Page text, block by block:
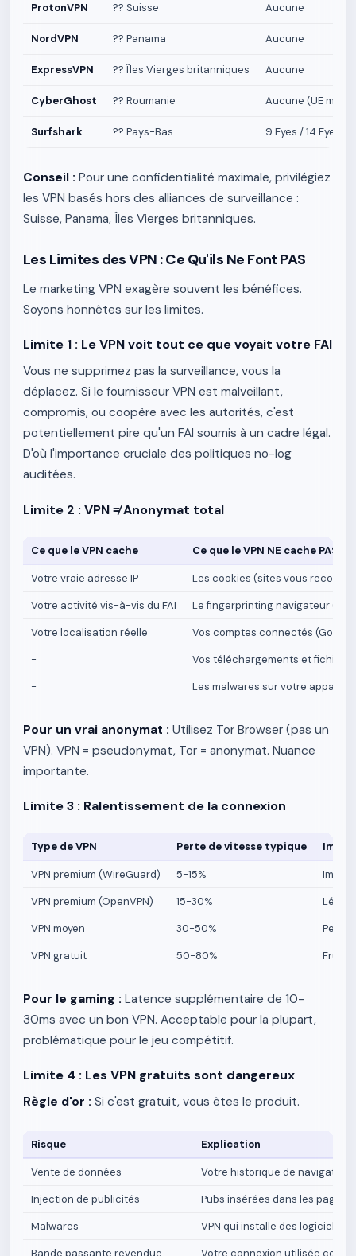
ProtonVPN ?? Suisse Aucune
NordVPN ?? Panama Aucune
ExpressVPN ?? Îles Vierges britanniques Aucune
CyberGhost ?? Roumanie Aucune (UE mais
Surfshark ?? Pays-Bas 9 Eyes / 14 Eyes
Conseil : Pour une confidentialité maximale, privilégiez
les VPN basés hors des alliances de surveillance :
Suisse, Panama, Îles Vierges britanniques.
Les Limites des VPN : Ce Qu'ils Ne Font PAS
Le marketing VPN exagère souvent les bénéfices.
Soyons honnêtes sur les limites.
Limite 1 : Le VPN voit tout ce que voyait votre FAI
Vous ne supprimez pas la surveillance, vous la
déplacez. Si le fournisseur VPN est malveillant,
compromis, ou coopère avec les autorités, c'est
potentiellement pire qu'un FAI soumis à un cadre légal.
D'où l'importance cruciale des politiques no-log
auditées.
Limite 2 : VPN ≠ Anonymat total
Ce que le VPN cache Ce que le VPN NE cache PAS
Votre vraie adresse IP
Les cookies (sites vous
Votre activité vis-à-vis du FAI
Le fingerprinting navigateur
Votre localisation réelle
Vos comptes connectés
-
Vos téléchargements et fichiers
-
Les malwares sur votre appareil
Pour un vrai anonymat : Utilisez Tor Browser (pas un
VPN). VPN = pseudonymat, Tor = anonymat. Nuance
importante.
Limite 3 : Ralentissement de la connexion
Type de VPN Perte de vitesse typique
VPN premium (WireGuard) 5-15%
VPN premium (OpenVPN)
15-30%
VPN moyen
30-50%
VPN gratuit
50-80%
Pour le gaming : Latence supplémentaire de 10-
30ms avec un bon VPN. Acceptable pour la plupart,
problématique pour le jeu compétitif.
Limite 4 : Les VPN gratuits sont dangereux
Règle d'or : Si c'est gratuit, vous êtes le produit.
Risque Explication
Vente de données
Votre historique de navigation
Injection de publicités
Pubs insérées dans les pages
Malwares
VPN qui installe des logiciels
Bande passante revendue
Votre connexion utilisée